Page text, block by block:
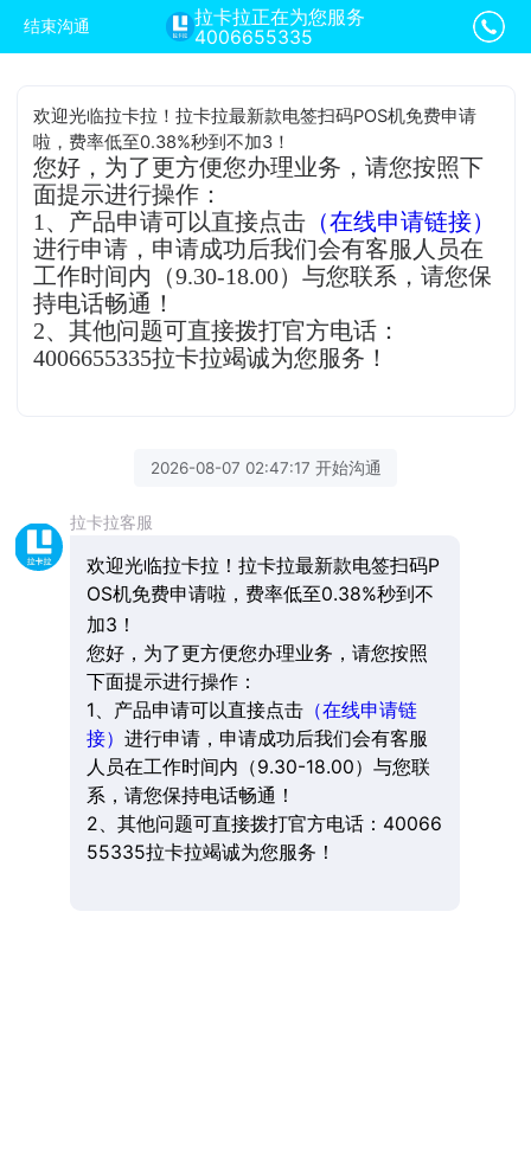
结束沟通
拉卡拉正在为您服务
4006655335
欢迎光临拉卡拉！拉卡拉最新款电签扫码POS机免费申请
啦，费率低至0.38%秒到不加3！
您好，为了更方便您办理业务，请您按照下
面提示进行操作：
1、产品申请可以直接点击 （在线申请链接）
进行申请，申请成功后我们会有客服人员在
工作时间内（9.30-18.00）与您联系，请您保
持电话畅通！
2、其他问题可直接拨打官方电话：
4006655335拉卡拉竭诚为您服务！
2026-08-07 02:47:17 开始沟通
拉卡拉客服
欢迎光临拉卡拉！拉卡拉最新款电签扫码P
OS机免费申请啦，费率低至0.38%秒到不
加3！
您好，为了更方便您办理业务，请您按照
下面提示进行操作：
1、产品申请可以直接点击（在线申请链
接） 进行申请，申请成功后我们会有客服
人员在工作时间内（9.30-18.00）与您联
系，请您保持电话畅通！
2、其他问题可直接拨打官方电话：40066
55335拉卡拉竭诚为您服务！